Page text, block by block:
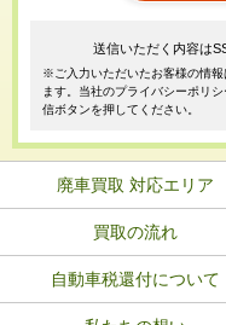
送信いただく内容は
※ご入力いただいたお客様の情報
ます。当社のプライバシーポリ
信ボタンを押してください。
廃車買取 対応エリア
買取の流れ
自動車税還付について